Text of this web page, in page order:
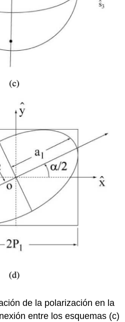
de la polarización en la
entre los esquemas (c)